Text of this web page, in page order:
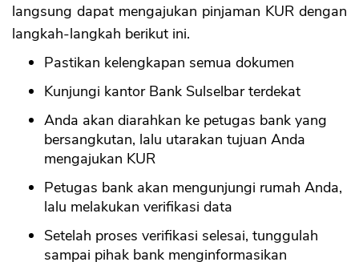
langsung dapat mengajukan pinjaman KUR dengan
langkah-langkah berikut ini.
Pastikan kelengkapan semua dokumen
Kunjungi kantor Bank Sulselbar terdekat
Anda akan diarahkan ke petugas bank yang
bersangkutan, lalu utarakan tujuan Anda
mengajukan KUR
Petugas bank akan mengunjungi rumah Anda,
lalu melakukan verifikasi data
Setelah proses verifikasi selesai, tunggulah
sampai pihak bank menginformasikan